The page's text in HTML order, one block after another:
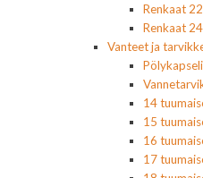
Renkaat
Renkaat
Vanteet ja
14
15
16
17